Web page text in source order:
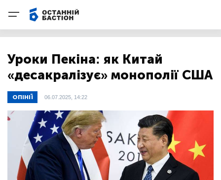
Уроки Пекіна: як Китай
«десакралізує» монополії США
ОПІНІЇ 06.07.2025, 14:22